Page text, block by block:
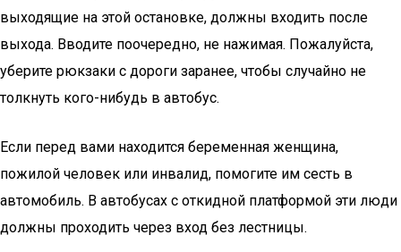
выходящие на этой остановке, должны входить после
выхода. Вводите поочередно, не нажимая. Пожалуйста,
уберите рюкзаки с дороги заранее, чтобы случайно не
толкнуть кого-нибудь в автобус.
Если перед вами находится беременная женщина,
пожилой человек или инвалид, помогите им сесть в
автомобиль. В автобусах с откидной платформой эти люди
должны проходить через вход без лестницы.